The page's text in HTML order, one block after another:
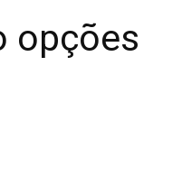
opções